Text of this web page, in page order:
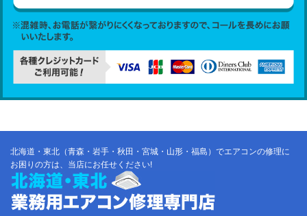
北海道・東北（青森・岩手・秋田・宮城・山形・福島）でエアコンの修理に
お困りの方は、当店にお任せください!